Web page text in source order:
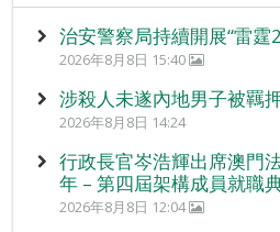
治安警察局持續開展“雷霆
2026年8月8日 15:40
涉殺人未遂內地男子被羈
2026年8月8日 14:24
行政長官岑浩輝出席澳門
年 – 第四屆架構成員就職典
2026年8月8日 12:04